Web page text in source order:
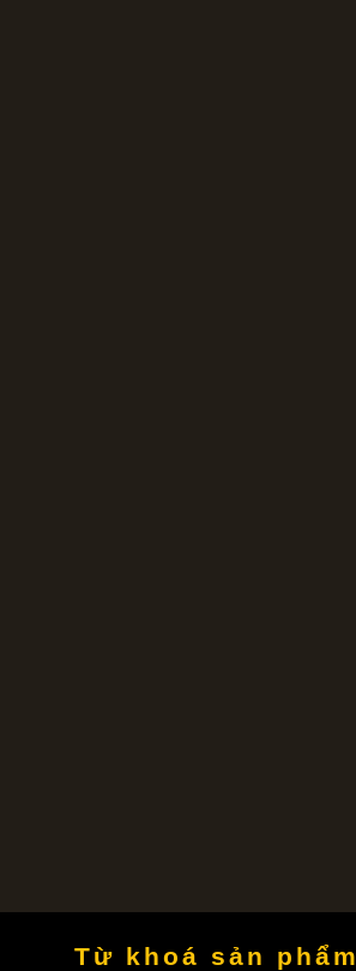
Từ khoá sản phẩm